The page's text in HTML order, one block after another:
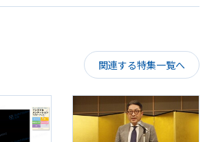
関連する特集一覧へ